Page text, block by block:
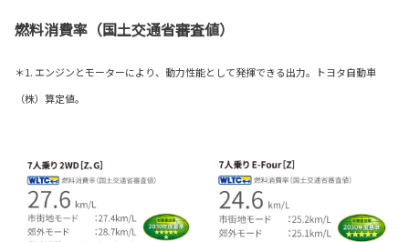
燃料消費率（国土交通省審査値）
＊1. エンジンとモーターにより、動力性能として発揮できる出力。トヨタ自動車
（株）算定値。